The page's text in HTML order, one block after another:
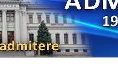
Libertăţii